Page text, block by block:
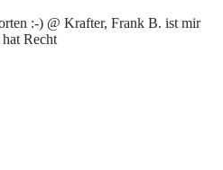
:-) @ Krafter, Frank B. ist mir
Recht